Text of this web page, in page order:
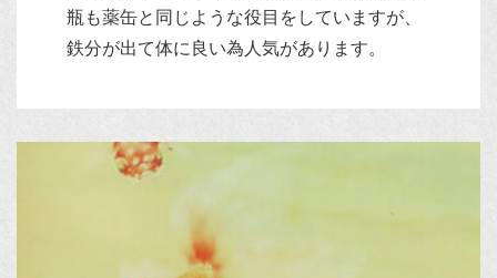
瓶も薬缶と同じような役目をしていますが、
鉄分が出て体に良い為人気があります。